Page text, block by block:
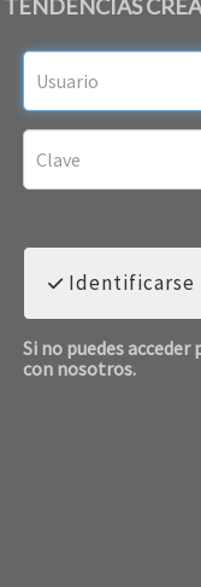
TENDENCIAS
Identificarse
Si no puedes
con nosotros.